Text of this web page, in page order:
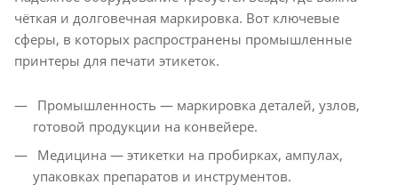
чёткая и долговечная маркировка. Вот ключевые
сферы, в которых распространены промышленные
принтеры для печати этикеток.
Промышленность — маркировка деталей, узлов,
готовой продукции на конвейере.
Медицина — этикетки на пробирках, ампулах,
упаковках препаратов и инструментов.